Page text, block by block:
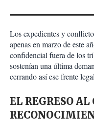
Los expedientes y
apenas en marzo de este
confidencial fuera de los
sostenían una última
cerrando así ese frente
EL REGRESO AL